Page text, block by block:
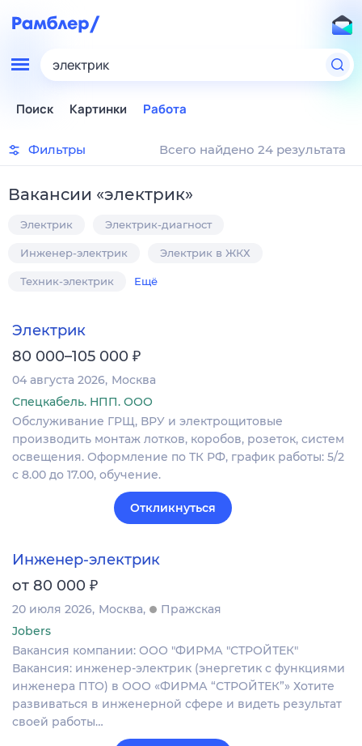
электрик
Поиск Картинки Работа
Фильтры Всего найдено 24 результата
Вакансии «электрик»
Электрик Электрик-диагност
Инженер-электрик Электрик в ЖКХ
Техник-электрик Ещё
Электрик
80 000–105 000 ₽
04 августа 2026 Москва
Спецкабель. НПП. ООО
Обслуживание ГРЩ, ВРУ и электрощитовые
производить монтаж лотков, коробов, розеток, систем
освещения. Оформление по ТК РФ, график работы: 5/2
с 8.00 до 17.00, обучение.
Откликнуться
Инженер-электрик
от 80 000 ₽
20 июля 2026 Москва
Пражская
Jobers
Вакансия компании: ООО "ФИРМА "СТРОЙТЕК"
Вакансия: инженер‑электрик (энергетик с функциями
инженера ПТО) в ООО «ФИРМА “СТРОЙТЕК”» Хотите
развиваться в инженерной сфере и видеть результат
своей работы…